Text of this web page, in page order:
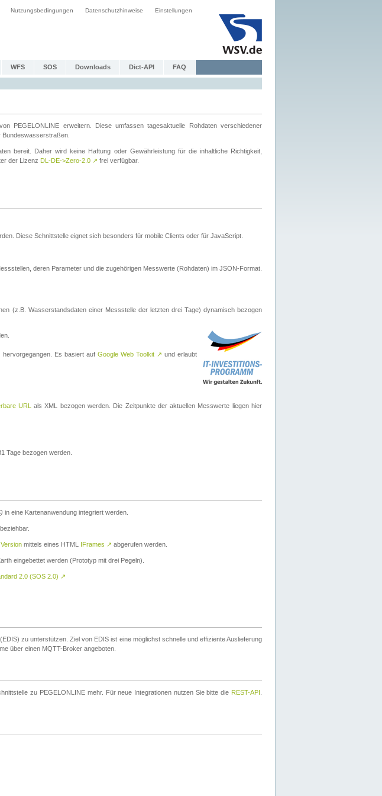
Nutzungsbedingungen Datenschutzhinweise Einstellungen
WFS SOS Downloads Dict-API FAQ
PEGELONLINE erweitern. Diese umfassen tagesaktuelle Rohdaten verschiedener
Bundeswasserstraßen.
bereit. Daher wird keine Haftung oder Gewährleistung für die inhaltliche Richtigkeit,
der Lizenz DL-DE->Zero-2.0 ↗ frei verfügbar.
Diese Schnittstelle eignet sich besonders für mobile Clients oder für JavaScript.
deren Parameter und die zugehörigen Messwerte (Rohdaten) im JSON-Format.
(z.B. Wasserstandsdaten einer Messstelle der letzten drei Tage) dynamisch bezogen
hervorgegangen. Es basiert auf Google Web Toolkit ↗ und erlaubt
URL
als XML bezogen werden. Die Zeitpunkte der aktuellen Messwerte liegen hier
Tage bezogen werden.
in eine Kartenanwendung integriert werden.
beziehbar.
mittels eines HTML IFrames ↗ abgerufen werden.
eingebettet werden (Prototyp mit drei Pegeln).
2.0 (SOS 2.0) ↗
zu unterstützen. Ziel von EDIS ist eine möglichst schnelle und effiziente Auslieferung
über einen MQTT-Broker angeboten.
zu PEGELONLINE mehr. Für neue Integrationen nutzen Sie bitte die REST-API